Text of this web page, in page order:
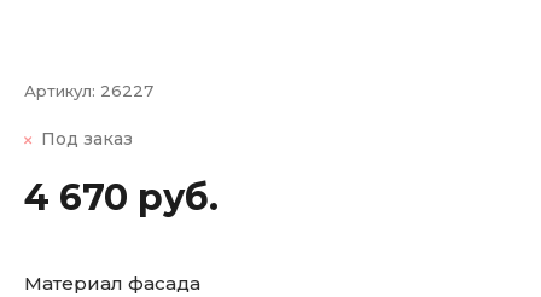
Артикул: 26227
Под заказ
4 670 руб.
Материал фасада